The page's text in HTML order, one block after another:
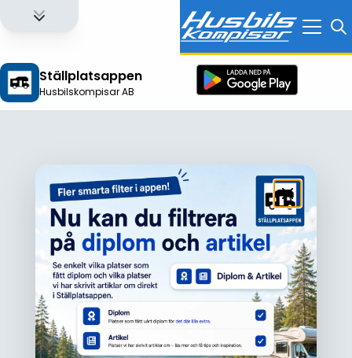
Ställplatsappen
Husbilskompisar AB
Logga in för att få full tillgång till alla funktioner!